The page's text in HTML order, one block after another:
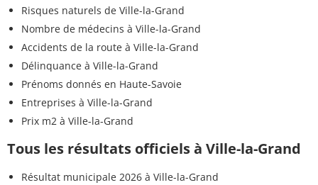
Risques naturels de Ville-la-Grand
Nombre de médecins à Ville-la-Grand
Accidents de la route à Ville-la-Grand
Délinquance à Ville-la-Grand
Prénoms donnés en Haute-Savoie
Entreprises à Ville-la-Grand
Prix m2 à Ville-la-Grand
Tous les résultats officiels à Ville-la-Grand
Résultat municipale 2026 à Ville-la-Grand